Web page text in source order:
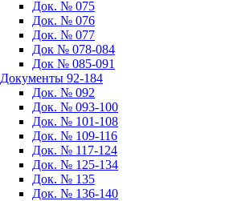
Док. № 075
Док. № 076
Док. № 077
Док № 078-084
Док № 085-091
Документы 92-184
Док. № 092
Док. № 093-100
Док. № 101-108
Док. № 109-116
Док. № 117-124
Док. № 125-134
Док. № 135
Док. № 136-140